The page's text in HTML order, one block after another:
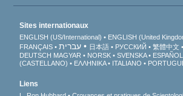
Sites internationaux
ENGLISH (US/International) ENGLISH (United
FRANÇAIS
עברית 日本語 РУССКИЙ 繁體中文
DEUTSCH MAGYAR NORSK SVENSKA
(CASTELLANO)
ΕΛΛΗΝΙΚA ITALIANO
Liens